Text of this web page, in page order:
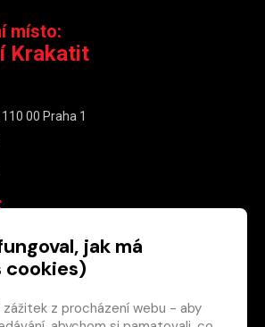
místo:
Krakatit
00 Praha 1
jak má
cookies)
z procházení webu - aby